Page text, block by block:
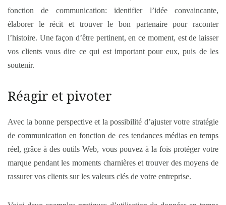
fonction de communication: identifier l’idée convaincante,
élaborer le récit et trouver le bon partenaire pour raconter
l’histoire. Une façon d’être pertinent, en ce moment, est de laisser
vos clients vous dire ce qui est important pour eux, puis de les
soutenir.
Réagir et pivoter
Avec la bonne perspective et la possibilité d’ajuster votre stratégie
de communication en fonction de ces tendances médias en temps
réel, grâce à des outils Web, vous pouvez à la fois protéger votre
marque pendant les moments charnières et trouver des moyens de
rassurer vos clients sur les valeurs clés de votre entreprise.